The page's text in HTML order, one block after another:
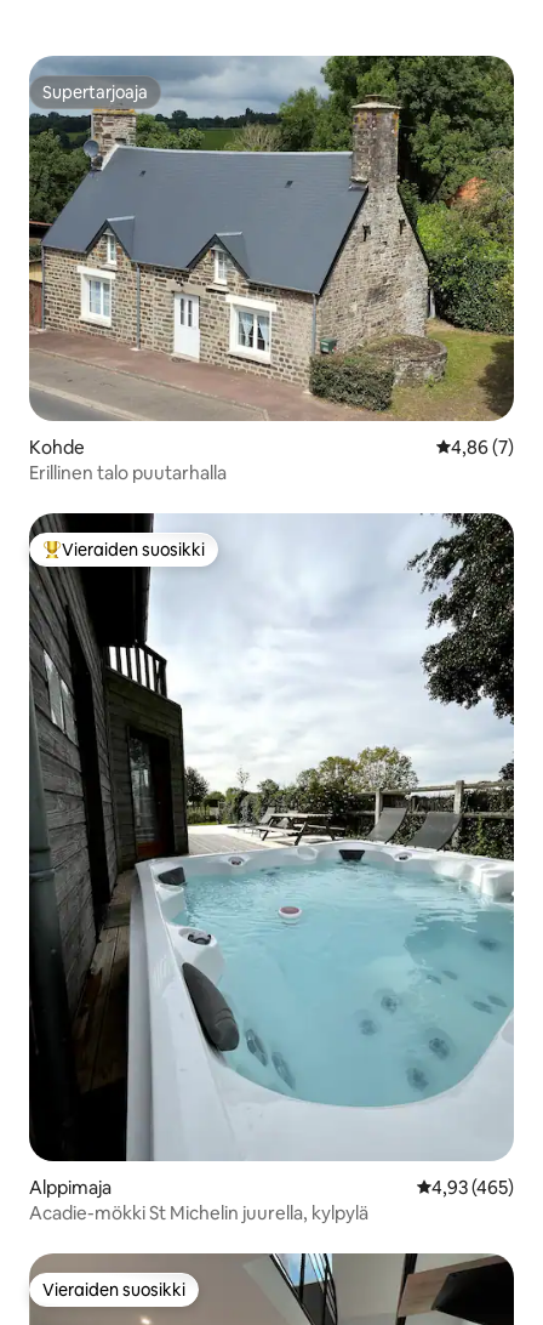
Supertarjoaja
Supertarjoaja
Kohde
4,86 (7)
Erillinen talo puutarhalla
Vieraiden suosikkien parhaimmistoa
Vieraiden suosikki
Alppimaja
4,93 (465)
Acadie-mökki St Michelin juurella, kylpylä
Vieraiden suosikki
Vieraiden suosikki